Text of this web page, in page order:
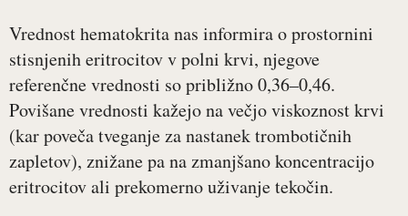
Vrednost hematokrita nas informira o prostornini
stisnjenih eritrocitov v polni krvi, njegove
referenčne vrednosti so približno 0,36–0,46.
Povišane vrednosti kažejo na večjo viskoznost krvi
(kar poveča tveganje za nastanek trombotičnih
zapletov), znižane pa na zmanjšano koncentracijo
eritrocitov ali prekomerno uživanje tekočin.